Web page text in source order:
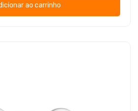
ao carrinho